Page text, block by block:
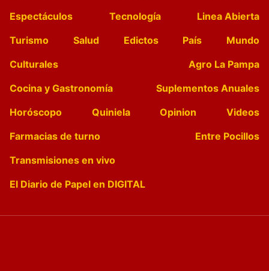
Espectáculos
Tecnología
Linea Abierta
Turismo
Salud Edictos País
Mundo
Culturales
Agro La Pampa
Cocina y Gastronomía
Suplementos Anuales
Horóscopo
Quiniela Opinion
Videos
Farmacias de turno
Entre Pocillos
Transmisiones en vivo
El Diario de Papel en DIGITAL